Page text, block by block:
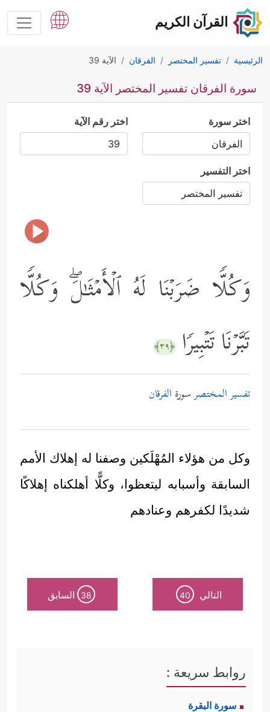
القرآن الكريم
الرئيسية تفسير المختصر الفرقان الآية 39
سورة الفرقان تفسير المختصر الآية 39
اختر سورة اختر رقم الآية
اختر التفسير
وَكُلࣰّا ضَرَبۡنَا لَهُ ٱلۡأَمۡثَـٰلَۖ وَكُلࣰّا
تَبَّرۡنَا تَتۡبِیرࣰا ﴿٣٩﴾
تفسير المختصرسورة الفرقان
وكل من هؤلاء المُهْلَكين وصفنا له إهلاك الأمم
السابقة وأسبابه ليتعظوا، وكلًّا أهلكناه إهلاكًا
شديدًا لكفرهم وعنادهم
التالي 40
38 السابق
روابط سريعة :
سورة البقرة